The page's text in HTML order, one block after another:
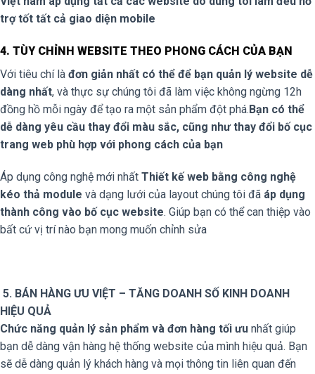
trợ tốt tất cả giao diện mobile
4. TÙY CHỈNH WEBSITE THEO PHONG CÁCH CỦA BẠN
Với tiêu chí là đơn giản nhất có thể để bạn quản lý website dễ
dàng nhất, và thực sự chúng tôi đã làm việc không ngừng 12h
đồng hồ mỗi ngày để tạo ra một sản phẩm đột phá.Bạn có thể
dễ dàng yêu cầu thay đổi màu sắc, cũng như thay đổi bố cục
trang web phù hợp với phong cách của bạn
Áp dụng công nghệ mới nhất Thiết kế web bằng công nghệ
kéo thả module và dạng lưới của layout chúng tôi đã áp dụng
thành công vào bố cục website. Giúp bạn có thể can thiệp vào
bất cứ vị trí nào bạn mong muốn chỉnh sửa
5. BÁN HÀNG ƯU VIỆT – TĂNG DOANH SỐ KINH DOANH
HIỆU QUẢ
Chức năng quản lý sản phẩm và đơn hàng tối ưu nhất giúp
bạn dễ dàng vận hàng hệ thống website của mình hiệu quả. Bạn
sẽ dễ dàng quản lý khách hàng và mọi thông tin liên quan đến